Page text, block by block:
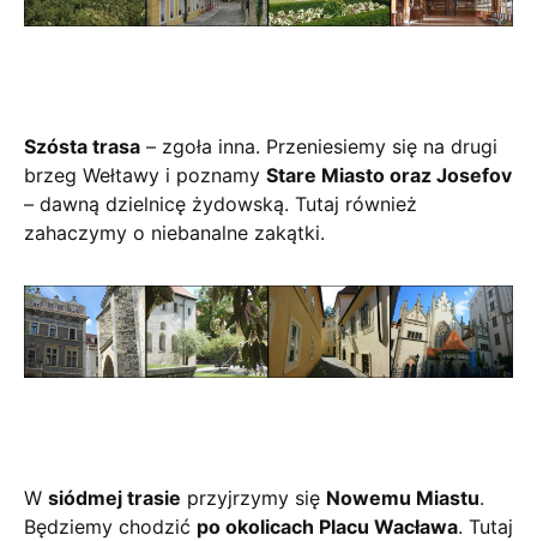
Szósta trasa – zgoła inna. Przeniesiemy się na drugi
brzeg Wełtawy i poznamy Stare Miasto oraz Josefov
– dawną dzielnicę żydowską. Tutaj również
zahaczymy o niebanalne zakątki.
W siódmej trasie przyjrzymy się Nowemu Miastu.
Będziemy chodzić po okolicach Placu Wacława. Tutaj